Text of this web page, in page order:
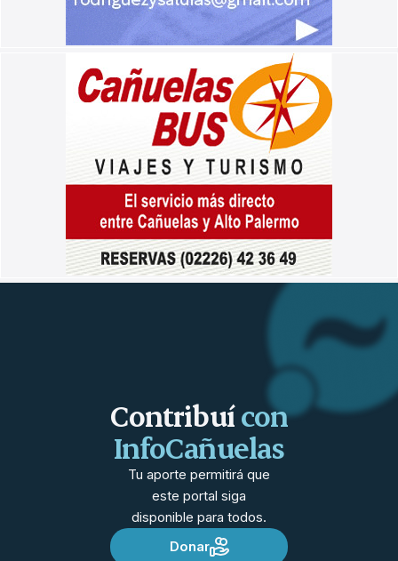
Contribuícon
InfoCañuelas
Tu aporte permitirá que
este portal siga
disponible para todos.
Donar